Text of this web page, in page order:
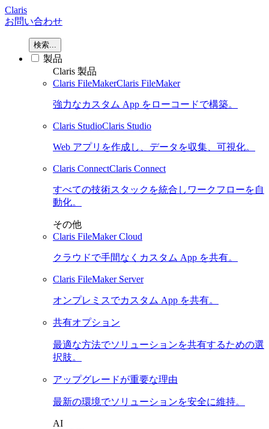
Claris
お問い合わせ
検索...
製品
Claris 製品
Claris FileMakerClaris FileMaker
強力なカスタム App をローコードで構築。
Claris StudioClaris Studio
Web アプリを作成し、データを収集、可視化。
Claris ConnectClaris Connect
すべての技術スタックを統合しワークフローを自
動化。
その他
Claris FileMaker Cloud
クラウドで手間なくカスタム App を共有。
Claris FileMaker Server
オンプレミスでカスタム App を共有。
共有オプション
最適な方法でソリューションを共有するための選
択肢。
アップグレードが重要な理由
最新の環境でソリューションを安全に維持。
AI